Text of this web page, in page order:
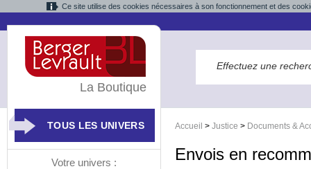
Ce site utilise des cookies nécessaires à son fonctionnement et des
Accueil > Justice > Documents &
Envois en
La Boutique
TOUS LES UNIVERS
Votre univers :